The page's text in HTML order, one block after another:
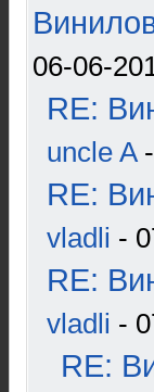
06-06-
RE:
uncle A-
RE:
vladli -
RE:
vladli -
RE: